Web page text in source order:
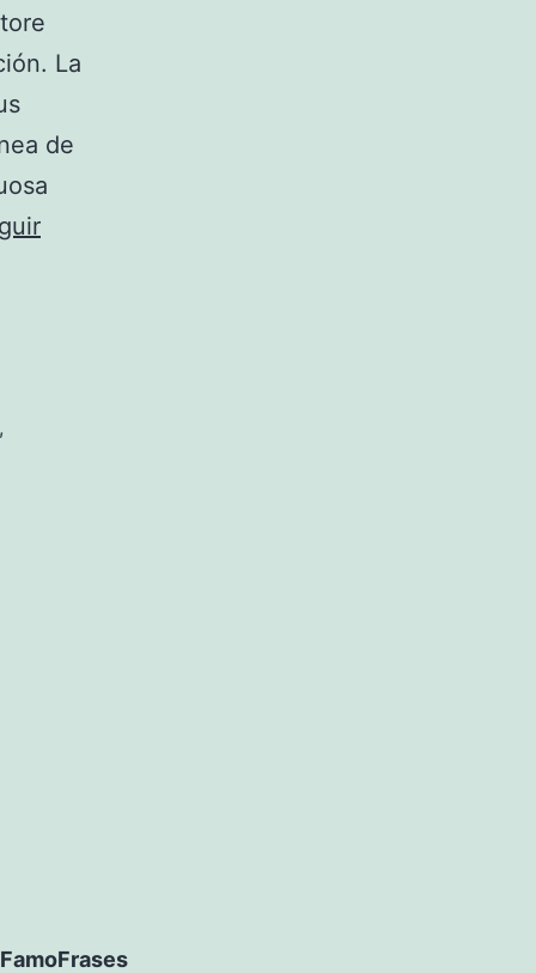
La
de
,
FamoFrases